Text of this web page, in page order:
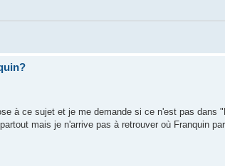
à ce sujet et je me demande si ce n'est pas dans
mais je n'arrive pas à retrouver où Franquin